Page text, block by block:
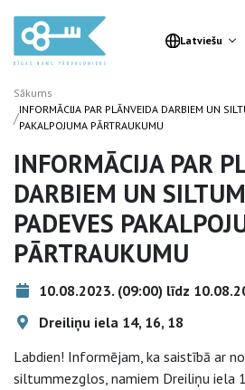
Latviešu
Sākums
/INFORMĀCIJA PAR PLĀNVEIDA DARBIEM UN
PAKALPOJUMA PĀRTRAUKUMU
INFORMĀCIJA PAR
DARBIEM UN
PADEVES
PĀRTRAUKUMU
10.08.2023. (09:00) līdz
Dreiliņu iela 14, 16, 18
Labdien! Informējam, ka saistībā ar
siltummezglos, namiem Dreiliņu iela